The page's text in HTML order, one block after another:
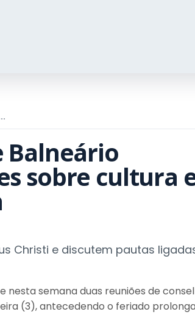
TERÁ REUNIÕES SOBRE CULTURA E ESPORTE NESTA SEMANA
Balneário
sobre cultura
Christi e discutem pautas
nesta semana duas reuniões de
(3), antecedendo o feriado